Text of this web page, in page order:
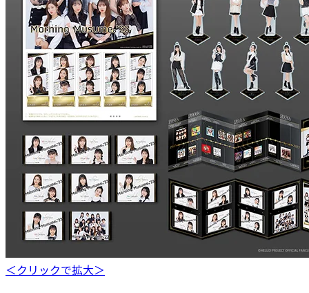
＜クリックで拡大＞